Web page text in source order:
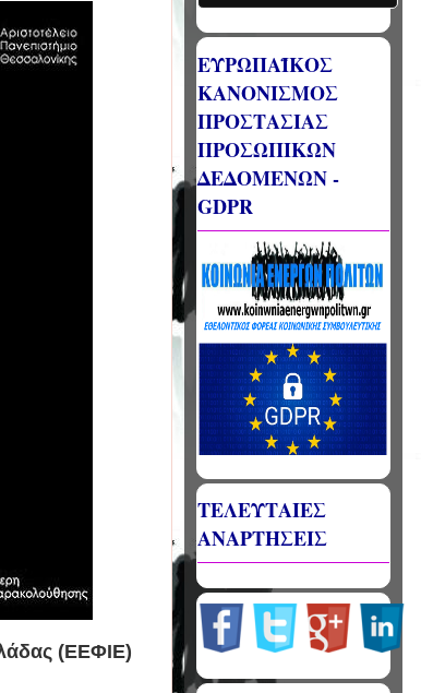
(ΕΕΦΙΕ)
ΕΥΡΩΠΑΪΚΟΣ
ΚΑΝΟΝΙΣΜΟΣ
ΠΡΟΣΤΑΣΙΑΣ
ΠΡΟΣΩΠΙΚΩΝ
ΔΕΔΟΜΕΝΩΝ -
GDPR
ΤΕΛΕΥΤΑΙΕΣ
ΑΝΑΡΤΗΣΕΙΣ